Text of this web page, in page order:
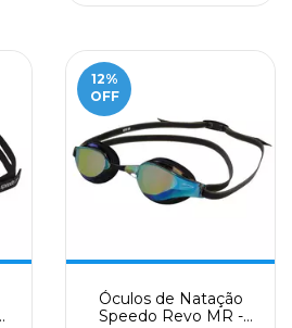
12%
OFF
Óculos de Natação
Speedo Revo MR -